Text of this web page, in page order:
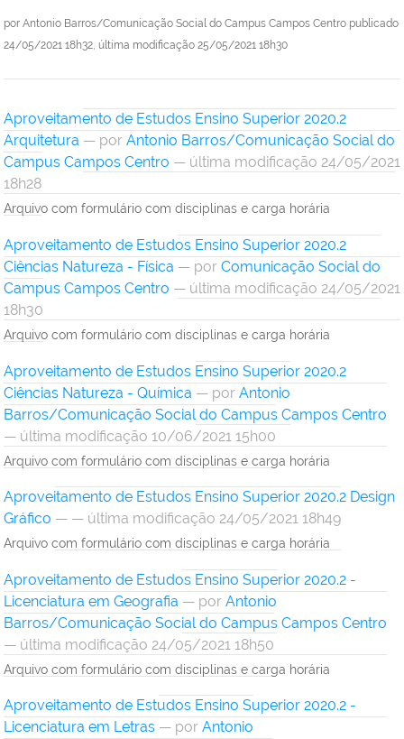
por Antonio Barros/Comunicação Social do Campus Campos Centro publicado
24/05/2021 18h32, última modificação 25/05/2021 18h30
Aproveitamento de Estudos Ensino Superior 2020.2
Arquitetura — por Antonio Barros/Comunicação Social do
Campus Campos Centro — última modificação 24/05/2021
18h28
Arquivo com formulário com disciplinas e carga horária
Aproveitamento de Estudos Ensino Superior 2020.2
Ciências Natureza - Física — por Comunicação Social do
Campus Campos Centro — última modificação 24/05/2021
18h30
Arquivo com formulário com disciplinas e carga horária
Aproveitamento de Estudos Ensino Superior 2020.2
Ciências Natureza - Química — por Antonio
Barros/Comunicação Social do Campus Campos Centro
— última modificação 10/06/2021 15h00
Arquivo com formulário com disciplinas e carga horária
Aproveitamento de Estudos Ensino Superior 2020.2 Design
Gráfico — — última modificação 24/05/2021 18h49
Arquivo com formulário com disciplinas e carga horária
Aproveitamento de Estudos Ensino Superior 2020.2 -
Licenciatura em Geografia — por Antonio
Barros/Comunicação Social do Campus Campos Centro
— última modificação 24/05/2021 18h50
Arquivo com formulário com disciplinas e carga horária
Aproveitamento de Estudos Ensino Superior 2020.2 -
Licenciatura em Letras — por Antonio